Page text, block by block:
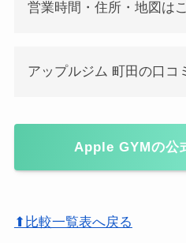
営業時間・住所・地図は
アップルジム 町田の口コ
Apple GYMの公
⬆比較一覧表へ戻る